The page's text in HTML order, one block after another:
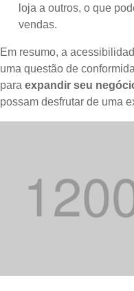
loja a outros, o que
vendas.
Em resumo, a
uma questão de
para expandir seu
possam desfrutar de uma